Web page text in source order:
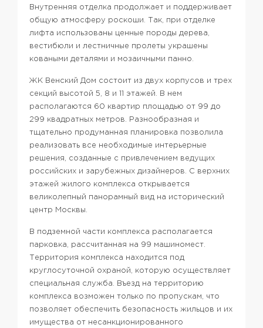
Внутренняя отделка продолжает и поддерживает
общую атмосферу роскоши. Так, при отделке
лифта использованы ценные породы дерева,
вестибюли и лестничные пролеты украшены
коваными деталями и мозаичными панно.
ЖК Венский Дом состоит из двух корпусов и трех
секций высотой 5, 8 и 11 этажей. В нем
располагаются 60 квартир площадью от 99 до
299 квадратных метров. Разнообразная и
тщательно продуманная планировка позволила
реализовать все необходимые интерьерные
решения, созданные с привлечением ведущих
российских и зарубежных дизайнеров. С верхних
этажей жилого комплекса открывается
великолепный панорамный вид на исторический
центр Москвы.
В подземной части комплекса располагается
парковка, рассчитанная на 99 машиномест.
Территория комплекса находится под
круглосуточной охраной, которую осуществляет
специальная служба. Въезд на территорию
комплекса возможен только по пропускам, что
позволяет обеспечить безопасность жильцов и их
имущества от несанкционированного